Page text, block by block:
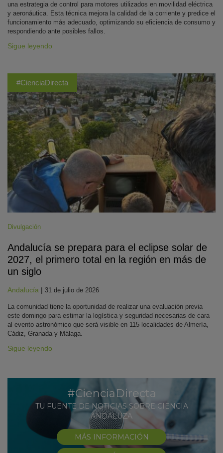
una estrategia de control para motores utilizados en movilidad eléctrica
y aeronáutica. Esta técnica mejora la calidad de la corriente y predice el
funcionamiento más adecuado, optimizando su eficiencia de consumo y
respondiendo ante posibles fallos.
Sigue leyendo
#CienciaDirecta
Divulgación
Andalucía se prepara para el eclipse solar de
2027, el primero total en la región en más de
un siglo
Andalucía | 31 de julio de 2026
La comunidad tiene la oportunidad de realizar una evaluación previa
este domingo para estimar la logística y seguridad necesarias de cara
al evento astronómico que será visible en 115 localidades de Almería,
Cádiz, Granada y Málaga.
Sigue leyendo
#CienciaDirecta
TU FUENTE DE NOTICIAS SOBRE CIENCIA
ANDALUZA
MÁS INFORMACIÓN